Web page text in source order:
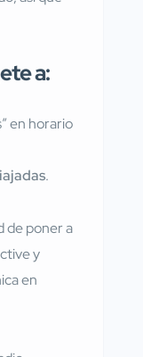
a:
en horario
.
de poner a
y
en